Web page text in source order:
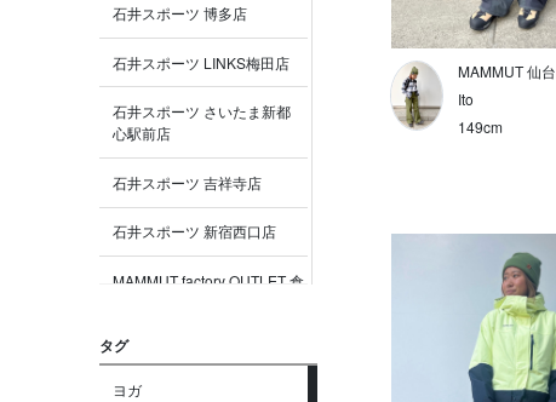
石井スポーツ 博多店
石井スポーツ LINKS梅田店
石井スポーツ さいたま新都
心駅前店
石井スポーツ 吉祥寺店
石井スポーツ 新宿西口店
MAMMUT factory OUTLET 倉
MAMMUT factory OUTLET り
タグ
ヨガ
MAMMUT 仙台
Ito
149cm